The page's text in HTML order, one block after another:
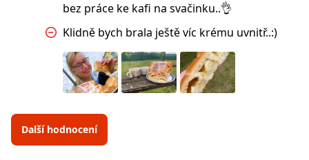
bez práce ke kafi na svačinku..👌
Klidně bych brala ještě víc krému uvnitř..:)
Další hodnocení